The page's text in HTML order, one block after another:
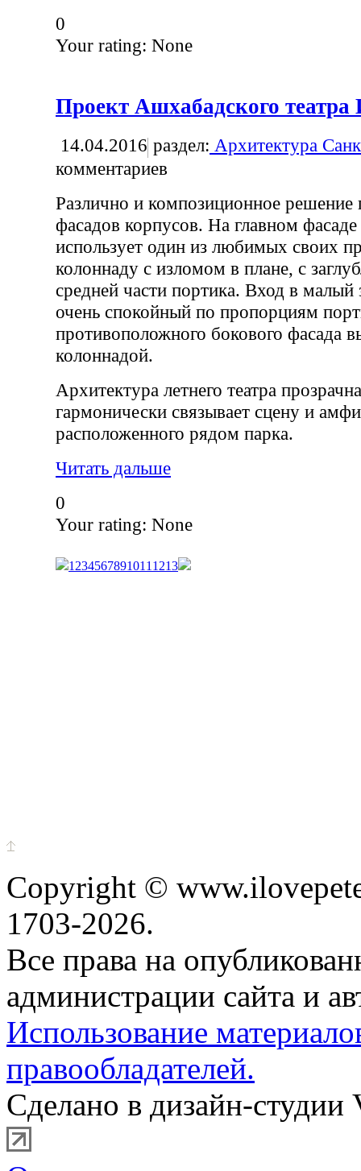
0
Your rating: None
Проект Ашхабадского
14.04.2016 раздел: Архитектура
комментариев
Различно и композиционное решение
фасадов корпусов. На главном
использует один из любимых своих
колоннаду с изломом в плане, с
средней части портика. Вход в малый
очень спокойный по пропорциям
противоположного бокового фасада
колоннадой.
Архитектура летнего театра
гармонически связывает сцену и
расположенного рядом парка.
Читать дальше
0
Your rating: None
1 234567891011 1213
Copyright ©
1703-2026.
Все права на
администрации сайта и
Использование
правообладателей.
Сделано в дизайн-студии